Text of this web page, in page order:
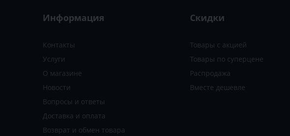
Информация
Контакты
Услуги
О магазине
Новости
Вопросы и ответы
Доставка и оплата
Возврат и обмен товара
Скидки
Товары с акцией
Товары по суперцене
Распродажа
Вместе дешевле